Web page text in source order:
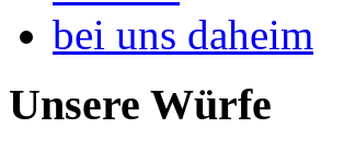
bei uns daheim
Unsere Würfe